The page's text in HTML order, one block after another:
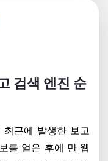
검색 엔진 순
최근에 발생한 보고
를 얻은 후에 만 웹